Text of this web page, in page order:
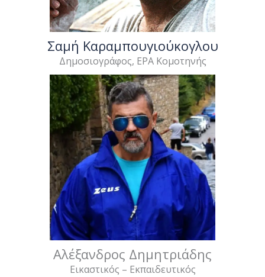
Σαμή Καραμπουγιούκογλου
Δημοσιογράφος, ΕΡΑ Κομοτηνής
Αλέξανδρος Δημητριάδης
Εικαστικός – Εκπαιδευτικός